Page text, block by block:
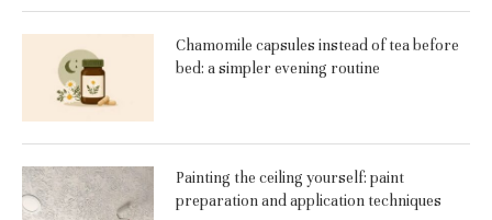
Chamomile capsules instead of tea before
bed: a simpler evening routine
Painting the ceiling yourself: paint
preparation and application techniques